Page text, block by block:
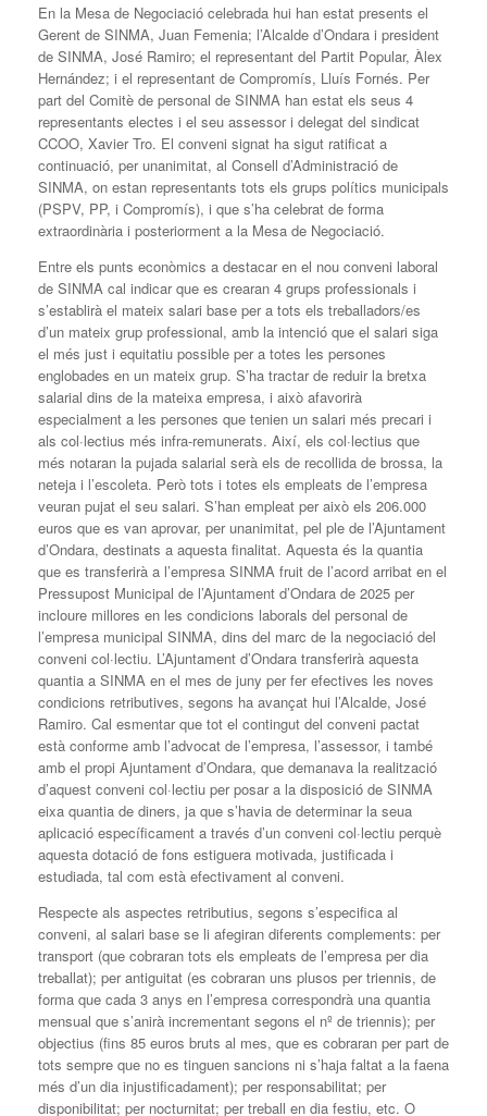
En la Mesa de Negociació celebrada hui han estat presents el
Gerent de SINMA, Juan Femenia; l’Alcalde d’Ondara i president
de SINMA, José Ramiro; el representant del Partit Popular, Àlex
Hernández; i el representant de Compromís, Lluís Fornés. Per
part del Comitè de personal de SINMA han estat els seus 4
representants electes i el seu assessor i delegat del sindicat
CCOO, Xavier Tro. El conveni signat ha sigut ratificat a
continuació, per unanimitat, al Consell d’Administració de
SINMA, on estan representants tots els grups polítics municipals
(PSPV, PP, i Compromís), i que s’ha celebrat de forma
extraordinària i posteriorment a la Mesa de Negociació.
Entre els punts econòmics a destacar en el nou conveni laboral
de SINMA cal indicar que es crearan 4 grups professionals i
s’establirà el mateix salari base per a tots els treballadors/es
d’un mateix grup professional, amb la intenció que el salari siga
el més just i equitatiu possible per a totes les persones
englobades en un mateix grup. S’ha tractar de reduir la bretxa
salarial dins de la mateixa empresa, i això afavorirà
especialment a les persones que tenien un salari més precari i
als col·lectius més infra-remunerats. Així, els col·lectius que
més notaran la pujada salarial serà els de recollida de brossa, la
neteja i l’escoleta. Però tots i totes els empleats de l’empresa
veuran pujat el seu salari. S’han empleat per això els 206.000
euros que es van aprovar, per unanimitat, pel ple de l’Ajuntament
d’Ondara, destinats a aquesta finalitat. Aquesta és la quantia
que es transferirà a l’empresa SINMA fruit de l’acord arribat en el
Pressupost Municipal de l’Ajuntament d’Ondara de 2025 per
incloure millores en les condicions laborals del personal de
l’empresa municipal SINMA, dins del marc de la negociació del
conveni col·lectiu. L’Ajuntament d’Ondara transferirà aquesta
quantia a SINMA en el mes de juny per fer efectives les noves
condicions retributives, segons ha avançat hui l’Alcalde, José
Ramiro. Cal esmentar que tot el contingut del conveni pactat
està conforme amb l’advocat de l’empresa, l’assessor, i també
amb el propi Ajuntament d’Ondara, que demanava la realització
d’aquest conveni col·lectiu per posar a la disposició de SINMA
eixa quantia de diners, ja que s’havia de determinar la seua
aplicació específicament a través d’un conveni col·lectiu perquè
aquesta dotació de fons estiguera motivada, justificada i
estudiada, tal com està efectivament al conveni.
Respecte als aspectes retributius, segons s’especifica al
conveni, al salari base se li afegiran diferents complements: per
transport (que cobraran tots els empleats de l’empresa per dia
treballat); per antiguitat (es cobraran uns plusos per triennis, de
forma que cada 3 anys en l’empresa correspondrà una quantia
mensual que s’anirà incrementant segons el nº de triennis); per
objectius (fins 85 euros bruts al mes, que es cobraran per part de
tots sempre que no es tinguen sancions ni s’haja faltat a la faena
més d’un dia injustificadament); per responsabilitat; per
disponibilitat; per nocturnitat; per treball en dia festiu, etc. O